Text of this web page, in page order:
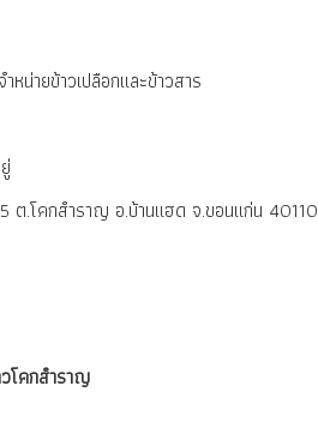
หน่ายข้าวเปลือกและข้าวสาร
ต.โคกสำราญ อ.บ้านแฮด จ.ขอนแก่น 40110
โคกสำราญ